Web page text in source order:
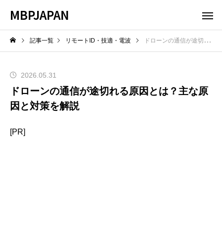
MBPJAPAN
記事一覧 リモートID・技適・電波 ドローンの通信が途切れる原因とは？主な原因と対策を解説
2026.05.31
ドローンの通信が途切れる原因とは？主な原
因と対策を解説
[PR]